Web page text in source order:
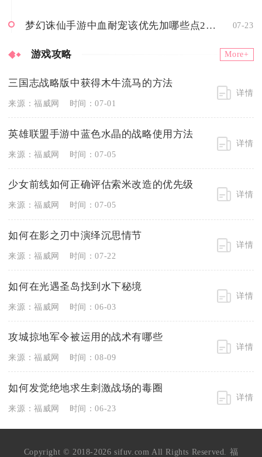
梦幻诛仙手游中血耐宠该优先加哪些点20份 07-23
游戏攻略 More+
三国志战略版中获得木牛流马的方法
来源：福威网 时间：07-01
详情
英雄联盟手游中蓝色水晶的战略使用方法
来源：福威网 时间：07-05
详情
少女前线如何正确评估索米改造的优先级
来源：福威网 时间：07-05
详情
如何在影之刃中演绎沉思情节
来源：福威网 时间：07-22
详情
如何在光遇圣岛找到水下秘境
来源：福威网 时间：06-03
详情
攻城掠地军令被运用的战术有哪些
来源：福威网 时间：08-09
详情
如何发觉绝地求生刺激战场的毒圈
来源：福威网 时间：06-23
详情
Copyright © 2018-2026 sifuv.com All Rights Reserved. 福